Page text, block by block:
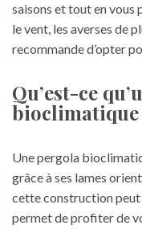
saisons et tout en vous
le vent, les averses de
recommande d’opter
Qu’est-ce
bioclimatique
Une pergola
grâce à ses lames
cette construction peut
permet de profiter de